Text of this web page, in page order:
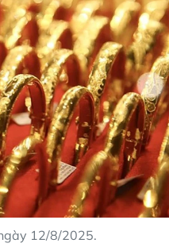
12/8/2025.